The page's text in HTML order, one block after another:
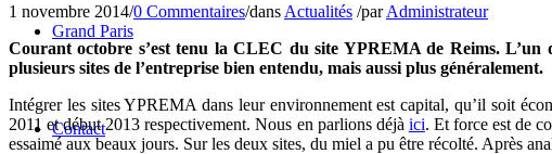
Grand Paris
Contact
1 novembre 2014/0 Commentaires/dans Actualités /parAdministrateur
Courant octobre s’est tenu la CLEC du site YPREMA de Reims. L’un
plusieurs sites de l’entreprise bien entendu, mais aussi plus généralement.
Intégrer les sites YPREMA dans leur environnement est capital, qu’il soit
2011 et début 2013 respectivement. Nous en parlions déjà ici. Et force est de
essaimé aux beaux jours. Sur les deux sites, du miel a pu être récolté. Après